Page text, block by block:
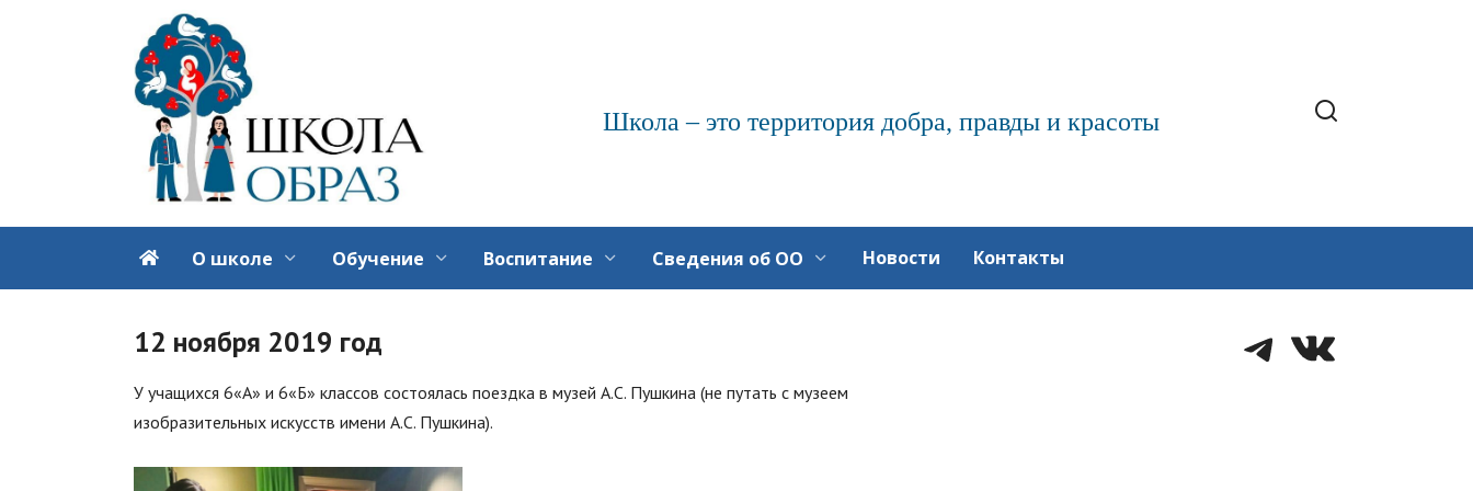
Школа – это территория добра, правды и красоты
О школе Обучение Воспитание Сведения об ОО Новости Контакты
12 ноября 2019 год
У учащихся 6«А» и 6«Б» классов состоялась поездка в музей А.С. Пушкина (не путать с музеем
изобразительных искусств имени А.С. Пушкина).
Telegram
VK